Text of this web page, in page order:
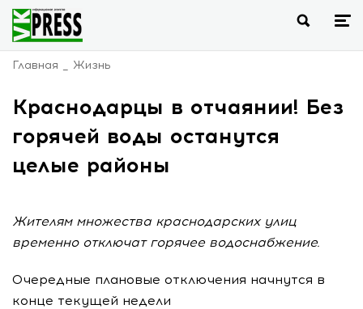
Главная Жизнь
Краснодарцы в отчаянии! Без
горячей воды останутся
целые районы
Жителям множества краснодарских улиц
временно отключат горячее водоснабжение.
Очередные плановые отключения начнутся в
конце текущей недели